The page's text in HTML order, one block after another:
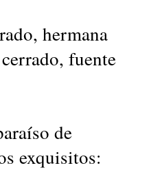
hermana
fuente
de
exquisitos: